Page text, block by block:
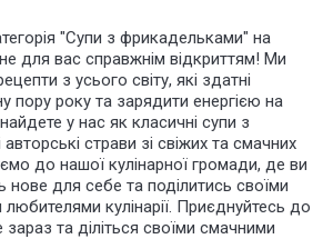
"Супи з фрикадельками" на
для вас справжнім відкриттям! Ми
з усього світу, які здатні
пору року та зарядити енергією на
у нас як класичні супи з
страви зі свіжих та смачних
до нашої кулінарної громади, де ви
для себе та поділитись своїми
кулінарії. Приєднуйтесь до
та діліться своїми смачними